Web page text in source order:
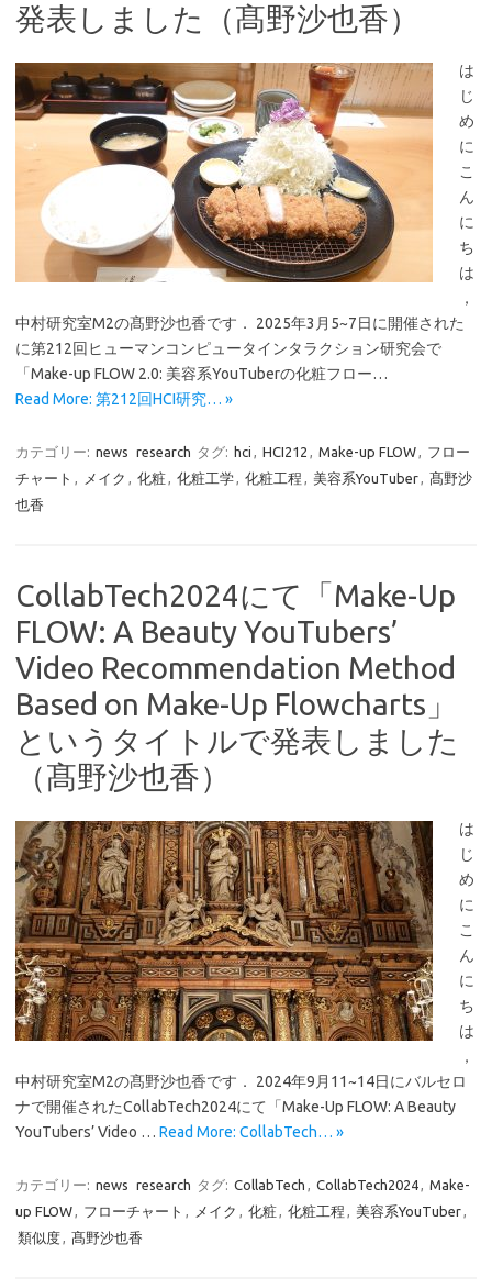
発表しました（髙野沙也香）
は
じ
め
に
こ
ん
に
ち
は
，
中村研究室M2の髙野沙也香です． 2025年3月5~7日に開催された
に第212回ヒューマンコンピュータインタラクション研究会で
「Make-up FLOW 2.0: 美容系YouTuberの化粧フロー…
Read More: 第212回HCI研究… »
カテゴリー: news research タグ: hci , HCI212 , Make-up FLOW, フロー
チャート , メイク , 化粧, 化粧工学, 化粧工程 , 美容系YouTuber, 髙野沙
也香
CollabTech2024にて「Make-Up
FLOW: A Beauty YouTubers’
Video Recommendation Method
Based on Make-Up Flowcharts」
というタイトルで発表しました
（髙野沙也香）
は
じ
め
に
こ
ん
に
ち
は
，
中村研究室M2の髙野沙也香です． 2024年9月11~14日にバルセロ
ナで開催されたCollabTech2024にて「Make-Up FLOW: A Beauty
YouTubers’ Video … Read More: CollabTech… »
カテゴリー: news research タグ: CollabTech , CollabTech2024, Make-
up FLOW, フローチャート , メイク , 化粧, 化粧工程 , 美容系YouTuber,
類似度, 髙野沙也香